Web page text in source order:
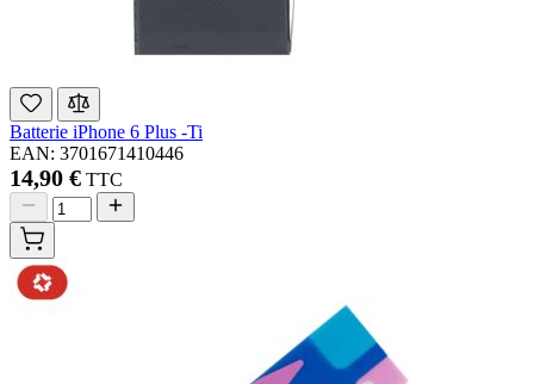
Batterie iPhone 6 Plus -Ti
EAN: 3701671410446
14,90 € TTC